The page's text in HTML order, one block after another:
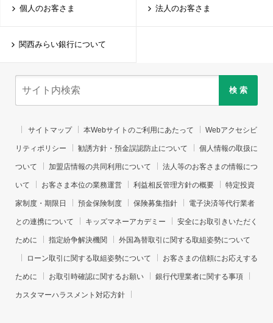
個人のお客さま 法人のお客さま
関西みらい銀行について
検 索
サイトマップ 本Webサイトのご利用にあたって Webアクセシビ
リティポリシー 勧誘方針・預金誤認防止について 個人情報の取扱に
ついて 加盟店情報の共同利用について 法人等のお客さまの情報につ
いて お客さま本位の業務運営 利益相反管理方針の概要 特定投資
家制度・期限日 預金保険制度 保険募集指針 電子決済等代行業者
との連携について キッズマネーアカデミー 安全にお取引きいただく
ために 指定紛争解決機関 外国為替取引に関する取組姿勢について
ローン取引に関する取組姿勢について お客さまの信頼にお応えする
ために お取引時確認に関するお願い 銀行代理業者に関する事項
カスタマーハラスメント対応方針